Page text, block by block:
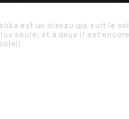
est un oiseau qui suit le
seule, et à deux il est